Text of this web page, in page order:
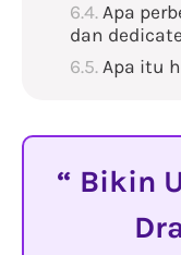
Apa
dan
Apa itu
Bikin